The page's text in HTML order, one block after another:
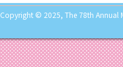
Copyright © 2025, The 78th Annual